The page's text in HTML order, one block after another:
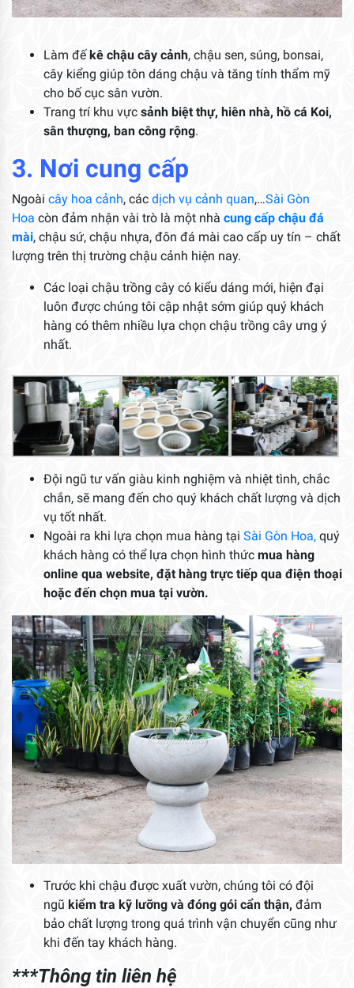
Làm đếkê chậu cây cảnh, chậu sen, súng, bonsai,
cây kiểng giúp tôn dáng chậu và tăng tính thẩm mỹ
cho bố cục sân vườn.
Trang trí khu vực sảnh biệt thự, hiên nhà, hồ cá Koi,
sân thượng, ban công rộng.
3. Nơi cung cấp
Ngoài cây hoa cảnh, các dịch vụ cảnh quan,…Sài Gòn
Hoa còn đảm nhận vài trò là một nhà cung cấp chậu đá
mài, chậu sứ, chậu nhựa, đôn đá mài cao cấp uy tín – chất
lượng trên thị trường chậu cảnh hiện nay.
Các loại chậu trồng cây có kiểu dáng mới, hiện đại
luôn được chúng tôi cập nhật sớm giúp quý khách
hàng có thêm nhiều lựa chọn chậu trồng cây ưng ý
nhất.
Đội ngũ tư vấn giàu kinh nghiệm và nhiệt tình, chắc
chắn, sẽ mang đến cho quý khách chất lượng và dịch
vụ tốt nhất.
Ngoài ra khi lựa chọn mua hàng tại Sài Gòn Hoa, quý
khách hàng có thể lựa chọn hình thức mua hàng
online qua website, đặt hàng trực tiếp qua điện thoại
hoặc đến chọn mua tại vườn.
Trước khi chậu được xuất vườn, chúng tôi có đội
ngũ kiểm tra kỹ lưỡng và đóng gói cẩn thận, đảm
bảo chất lượng trong quá trình vận chuyển cũng như
khi đến tay khách hàng.
***Thông tin liên hệ